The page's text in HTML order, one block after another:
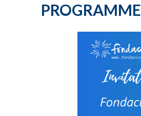
PROGRAMME